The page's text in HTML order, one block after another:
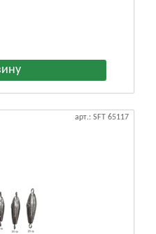
арт.: SFT 65117